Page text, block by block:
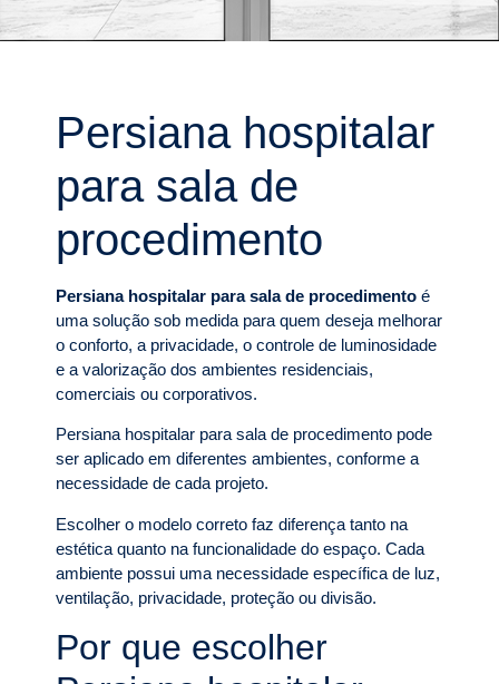
Persiana hospitalar
para sala de
procedimento
Persiana hospitalar para sala de procedimento é
uma solução sob medida para quem deseja melhorar
o conforto, a privacidade, o controle de luminosidade
e a valorização dos ambientes residenciais,
comerciais ou corporativos.
Persiana hospitalar para sala de procedimento pode
ser aplicado em diferentes ambientes, conforme a
necessidade de cada projeto.
Escolher o modelo correto faz diferença tanto na
estética quanto na funcionalidade do espaço. Cada
ambiente possui uma necessidade específica de luz,
ventilação, privacidade, proteção ou divisão.
Por que escolher